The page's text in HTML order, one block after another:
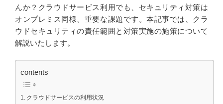
んか？クラウドサービス利用でも、セキュリティ対策は
オンプレミス同様、重要な課題です。本記事では、クラ
ウドセキュリティの責任範囲と対策実施の施策について
解説いたします。
contents
クラウドサービスの利用状況